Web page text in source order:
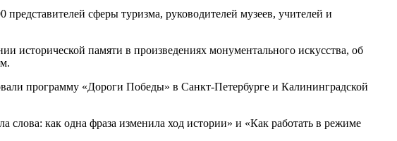
сферы туризма, руководителей музеев, учителей и
исторической памяти в произведениях монументального искусства, об
программу «Дороги Победы» в Санкт-Петербурге и Калининградской
как одна фраза изменила ход истории» и «Как работать в режиме